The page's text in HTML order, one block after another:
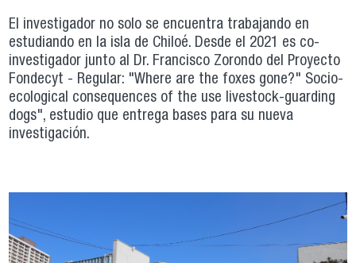
El investigador no solo se encuentra trabajando en
estudiando en la isla de Chiloé. Desde el 2021 es co-
investigador junto al Dr. Francisco Zorondo del Proyecto
Fondecyt - Regular: "Where are the foxes gone?" Socio-
ecological consequences of the use livestock-guarding
dogs", estudio que entrega bases para su nueva
investigación.